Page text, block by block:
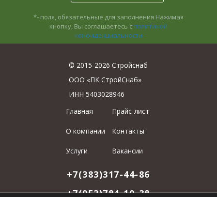
*- поля, обязательные для заполнения Нажимая
кнопку, Вы соглашаетесь с политикой
конфиденциальности
© 2015-2026 Стройснаб
ООО «ПК СтройСнаб»
ИНН 5403028946
Главная
О компании
Услуги
Прайс-лист
Контакты
Вакансии
+7(383)317-44-86
+7(953)784-10-38